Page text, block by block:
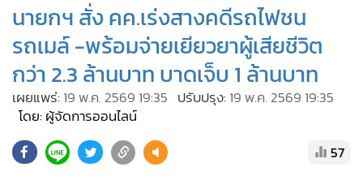
• ภาคใต้
Online Section
• บันเทิง
ผู้จัดการรายวัน
• ละคร
นายกฯ สั่ง คค.เร่งสางคดีรถไฟชน
รถเมล์ -พร้อมจ่ายเยียวยาผู้เสียชีวิต
กว่า 2.3 ล้านบาท บาดเจ็บ 1 ล้านบาท
เผยแพร่: 19 พ.ค. 2569 19:35 ปรับปรุง: 19 พ.ค. 2569 19:35
โดย: ผู้จัดการออนไลน์
57